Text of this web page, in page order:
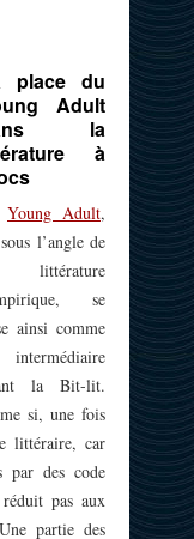
place du
Adult
la
à
Young Adult,
l’angle de
littérature
se
ainsi comme
la Bit-lit.
si, une fois
littéraire, car
par des code
pas aux
partie des